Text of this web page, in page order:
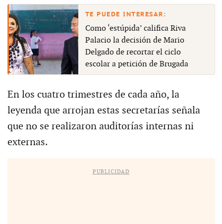
Como ‘estúpida’ califica Riva
Palacio la decisión de Mario
Delgado de recortar el ciclo
escolar a petición de Brugada
En los cuatro trimestres de cada año, la
leyenda que arrojan estas secretarías señala
que no se realizaron auditorías internas ni
externas.
PUBLICIDAD